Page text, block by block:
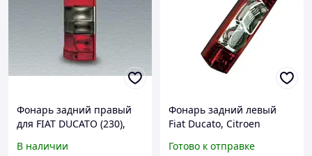
Фонарь задний правый
для FIAT DUCATO (230),
В наличии
Фонарь задний левый
Fiat Ducato, Citroen
2006-2014 Mars
Готово к отправке